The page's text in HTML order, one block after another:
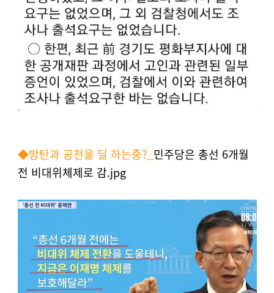
◆방탄과 공천을 딜 하는중? 민주당은 총선 6개월
전 비대위체제로 감.jpg